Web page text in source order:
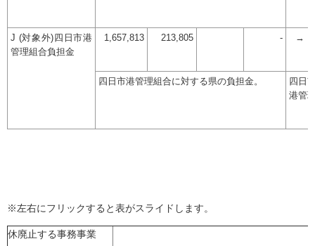
J (対象外)四日市港
管理組合負担金
1,657,813 213,805 - →
四日市港管理組合に対する県の負担金。
四日
港管
※左右にフリックすると表がスライドします。
休廃止する事務事業